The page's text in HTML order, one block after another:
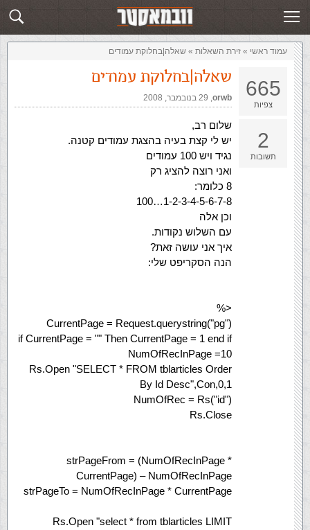
שלח תשובה זירת השאלות
עמוד ראשי » ‏זירת השאלות‏ » שאלה|בחלוקת עמודים
665
צפיות
2
תשובות
שאלה|בחלוקת עמודים
orwb
,‏ 29 בנובמבר, 2008
שלום רב,
יש לי קצת בעיה בהצגת עמודים קטנה.
נגיד ויש 100 עמודים
ואני רוצה להציג רק
8 כלומר:
1-2-3-4-5-6-7-8…100
וכן אלה
עם השלוש נקודות.
איך אני עושה זאת?
הנה הסקריפט שלי:
<%
CurrentPage = Request.querystring("pg")
if CurrentPage = "" Then CurrentPage = 1 end if
NumOfRecInPage =10
Rs.Open "SELECT * FROM tblarticles Order
By Id Desc",Con,0,1
NumOfRec = Rs("id")
Rs.Close
strPageFrom = (NumOfRecInPage *
CurrentPage) – NumOfRecInPage
strPageTo = NumOfRecInPage * CurrentPage
Rs.Open "select * from tblarticles LIMIT